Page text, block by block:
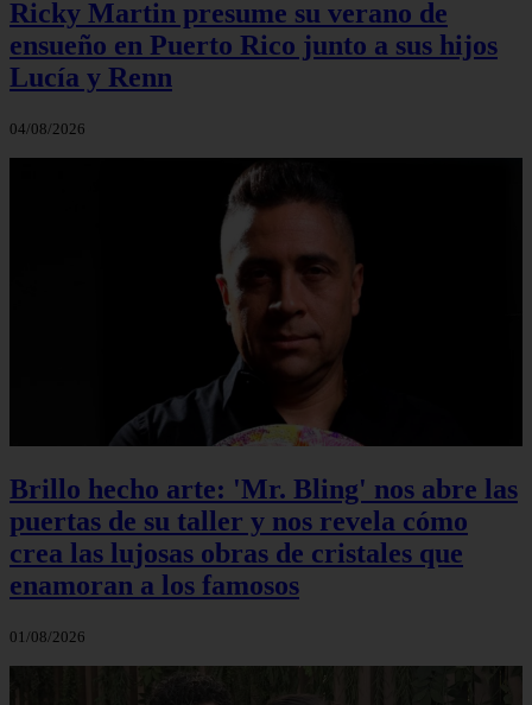
Ricky Martin presume su verano de
ensueño en Puerto Rico junto a sus hijos
Lucía y Renn
04/08/2026
Brillo hecho arte: 'Mr. Bling' nos abre las
puertas de su taller y nos revela cómo
crea las lujosas obras de cristales que
enamoran a los famosos
01/08/2026